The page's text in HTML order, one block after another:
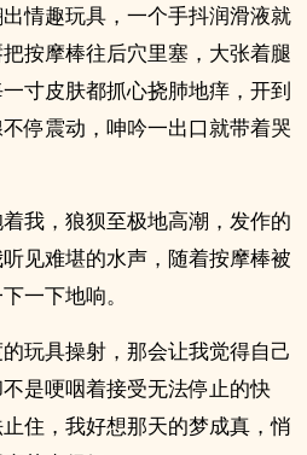
情趣玩具，一个手抖润滑液就
按‍‌‍摩‎‍‌棒‎‎‍往‎‌‌后‍‎‌穴‌里塞，大张着腿
寸皮肤都抓心挠肺地痒，开到
停震动，呻吟一出口就带着哭
我，狼狈至极地‎‌‍高‎潮‎‍，发作的
见难堪的水声，随着‌按‍‌‍摩‎‍‌棒‎‎‍被
一下地响。
玩具操射，那会让我觉得自己
是哽咽着接受无法停止的快
住，我好想那天的梦成真，悄